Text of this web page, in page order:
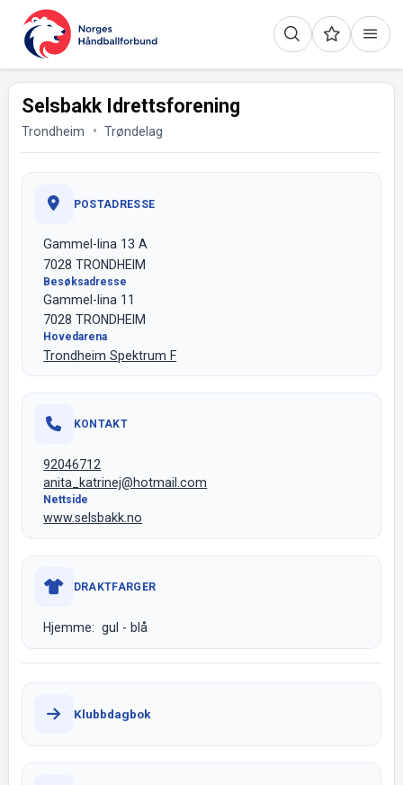
Selsbakk Idrettsforening
Trondheim Trøndelag
POSTADRESSE
Gammel-lina 13 A
7028 TRONDHEIM
Besøksadresse
Gammel-lina 11
7028 TRONDHEIM
Hovedarena
Trondheim Spektrum F
KONTAKT
92046712
anita_katrinej@hotmail.com
Nettside
www.selsbakk.no
DRAKTFARGER
Hjemme: gul - blå
Klubbdagbok